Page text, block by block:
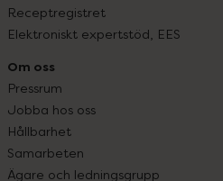
Receptregistret
Elektroniskt expertstöd, EES
Om oss
Pressrum
Jobba hos oss
Hållbarhet
Samarbeten
Ägare och ledningsgrupp